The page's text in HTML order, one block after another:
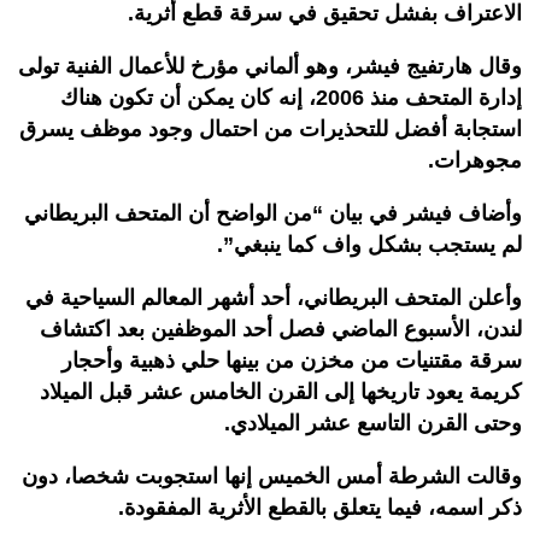
الاعتراف بفشل تحقيق في سرقة قطع أثرية.
وقال هارتفيج فيشر، وهو ألماني مؤرخ للأعمال الفنية تولى
إدارة المتحف منذ 2006، إنه كان يمكن أن تكون هناك
استجابة أفضل للتحذيرات من احتمال وجود موظف يسرق
مجوهرات.
وأضاف فيشر في بيان “من الواضح أن المتحف البريطاني
لم يستجب بشكل واف كما ينبغي”.
وأعلن المتحف البريطاني، أحد أشهر المعالم السياحية في
لندن، الأسبوع الماضي فصل أحد الموظفين بعد اكتشاف
سرقة مقتنيات من مخزن من بينها حلي ذهبية وأحجار
كريمة يعود تاريخها إلى القرن الخامس عشر قبل الميلاد
وحتى القرن التاسع عشر الميلادي.
وقالت الشرطة أمس الخميس إنها استجوبت شخصا، دون
ذكر اسمه، فيما يتعلق بالقطع الأثرية المفقودة.